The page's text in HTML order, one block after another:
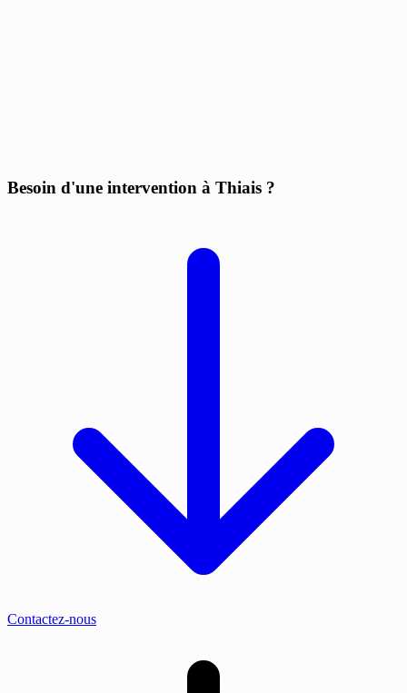
Besoin d'une intervention à Thiais ?
Contactez-nous